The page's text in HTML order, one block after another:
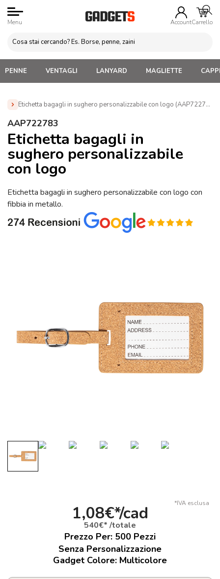
Menu AccountCarrello
PENNE VENTAGLI LANYARD MAGLIETTE
Etichetta bagagli in sughero personalizzabile con logo (AAP722783)
Home » Gadget viaggio Personalizzati
» Etichetta bagagli in sughero personalizzabile con logo
(AAP722783)
AAP722783
Etichetta bagagli in
sughero personalizzabile
con logo
Etichetta bagagli in sughero personalizzabile con logo con
fibbia in metallo.
*IVA esclusa
1,08€*/cad
540€* /totale
Prezzo Per: 500 Pezzi
Senza Personalizzazione
Gadget Colore: Multicolore